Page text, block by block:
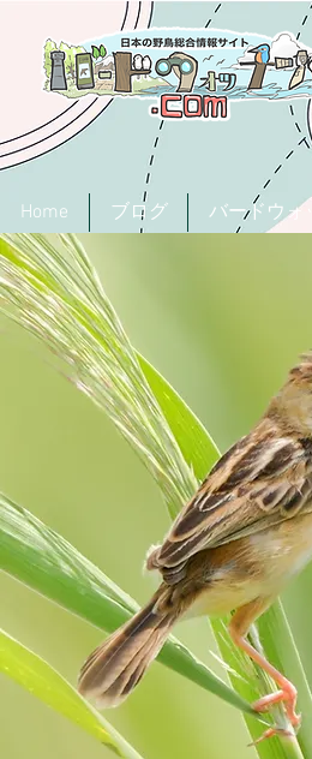
Home ブログ バードウォ